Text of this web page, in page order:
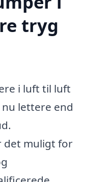
tryg
i luft til luft
lettere end
det muligt for